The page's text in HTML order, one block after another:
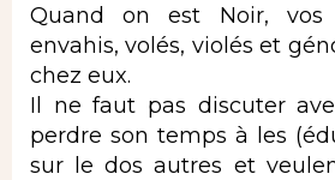
Quand on est Noir, vos
envahis, volés, violés et
chez eux.
Il ne faut pas discuter
perdre son temps à les
sur le dos autres et